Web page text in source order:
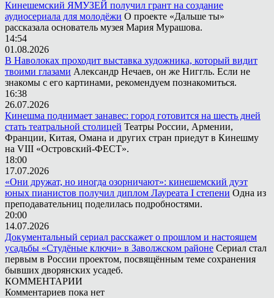
Кинешемский ЯМУЗЕЙ получил грант на создание
аудиосериала для молодёжи О проекте «Дальше ты»
рассказала основатель музея Мария Мурашова.
14:54
01.08.2026
В Наволоках проходит выставка художника, который видит
твоими глазами Александр Нечаев, он же Ниггль. Если не
знакомы с его картинами, рекомендуем познакомиться.
16:38
26.07.2026
Кинешма поднимает занавес: город готовится на шесть дней
стать театральной столицей Театры России, Армении,
Франции, Китая, Омана и других стран приедут в Кинешму
на VIII «Островский-ФЕСТ».
18:00
17.07.2026
«Они дружат, но иногда озорничают»: кинешемский дуэт
юных пианистов получил диплом Лауреата I степени Одна из
преподавательниц поделилась подробностями.
20:00
14.07.2026
Документальный сериал расскажет о прошлом и настоящем
усадьбы «Студёные ключи» в Заволжском районе Сериал стал
первым в России проектом, посвящённым теме сохранения
бывших дворянских усадеб.
КОММЕНТАРИИ
Комментариев пока нет